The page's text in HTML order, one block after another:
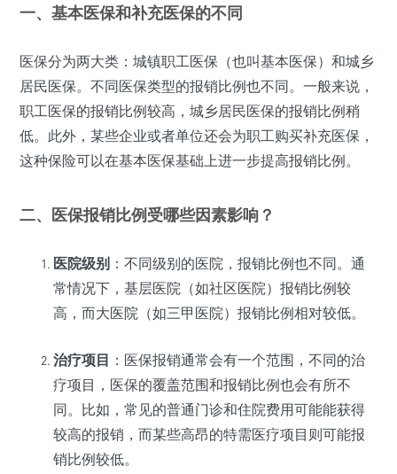
一、基本医保和补充医保的不同
医保分为两大类：城镇职工医保（也叫基本医保）和城乡
居民医保。不同医保类型的报销比例也不同。一般来说，
职工医保的报销比例较高，城乡居民医保的报销比例稍
低。此外，某些企业或者单位还会为职工购买补充医保，
这种保险可以在基本医保基础上进一步提高报销比例。
二、医保报销比例受哪些因素影响？
医院级别 ：不同级别的医院，报销比例也不同。通
常情况下，基层医院（如社区医院）报销比例较
高，而大医院（如三甲医院）报销比例相对较低。
治疗项目 ：医保报销通常会有一个范围，不同的治
疗项目，医保的覆盖范围和报销比例也会有所不
同。比如，常见的普通门诊和住院费用可能能获得
较高的报销，而某些高昂的特需医疗项目则可能报
销比例较低。